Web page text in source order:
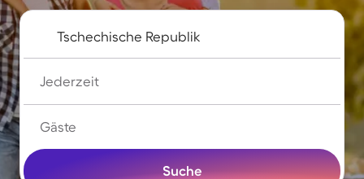
Jederzeit
Gäste
Suche